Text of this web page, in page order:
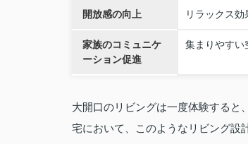
開放感の向上 リラックス効
家族のコミュニケ
ーション促進
集まりやすい
大開口のリビングは一度体験すると
宅において、このようなリビング設